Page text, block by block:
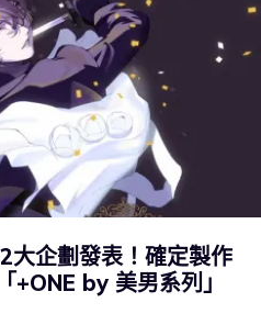
大企劃發表！確定製作
+ONE by 美男系列」